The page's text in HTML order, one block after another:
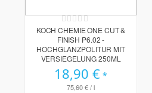
Rating:
0%
KOCH CHEMIE ONE CUT &
FINISH P6.02 -
HOCHGLANZPOLITUR MIT
VERSIEGELUNG 250ML
18,90 €
75,60 €/ l